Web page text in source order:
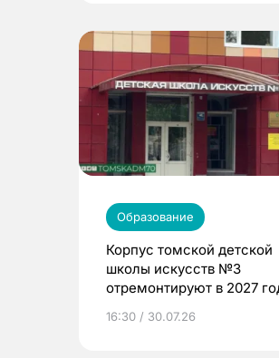
Образование
Корпус томской детской
школы искусств №3
отремонтируют в 2027
16:30 / 30.07.26